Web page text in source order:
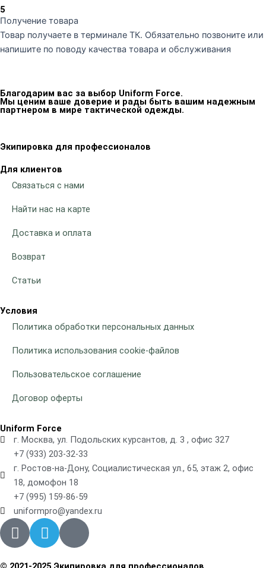
5
Получение товара
Товар получаете в терминале ТК. Обязательно позвоните или
напишите по поводу качества товара и обслуживания
Благодарим вас за выбор Uniform Force.
Мы ценим ваше доверие и рады быть вашим надежным
партнером в мире тактической одежды.
Экипировка для профессионалов
Для клиентов
Связаться с нами
Найти нас на карте
Доставка и оплата
Возврат
Статьи
Условия
Политика обработки персональных данных
Политика использования cookie-файлов
Пользовательское соглашение
Договор оферты
Uniform Force
г. Москва, ул. Подольских курсантов, д. 3 , офис 327
+7 (933) 203-32-33
г. Ростов-на-Дону, Социалистическая ул., 65, этаж 2, офис
18, домофон 18
+7 (995) 159-86-59
uniformpro@yandex.ru
R
i
T
e
V